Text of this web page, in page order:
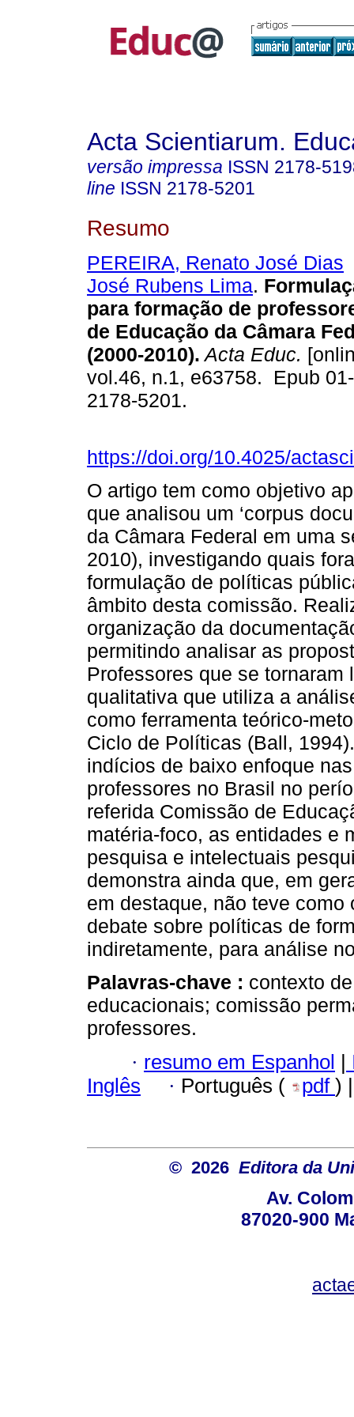
Acta Scientiarum.
versão impressa ISSN 2178-
line ISSN 2178-5201
Resumo
PEREIRA, Renato José Dias
José Rubens Lima.
para formação de
de Educação da Câmara
(2000-2010). Acta Educ.
vol.46, n.1, e63758. Epub
2178-5201.
https://doi.org/10.4025/
O artigo tem como objetivo
que analisou um ‘corpus
da Câmara Federal em uma
2010), investigando quais
formulação de políticas
âmbito desta comissão.
organização da
permitindo analisar as
Professores que se
qualitativa que utiliza a
como ferramenta teórico-
Ciclo de Políticas (Ball,
indícios de baixo enfoque
professores no Brasil no
referida Comissão de
matéria-foco, as entidades e
pesquisa e intelectuais
demonstra ainda que, em
em destaque, não teve como
debate sobre políticas de
indiretamente, para análise
Palavras-chave : contexto
educacionais; comissão
professores.
· resumo em Espanhol |
Inglês
· Português ( pdf )
© 2026 Editora da
Av.
87020-900